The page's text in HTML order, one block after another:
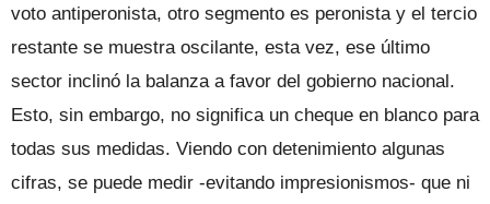
voto antiperonista, otro segmento es peronista y el tercio
restante se muestra oscilante, esta vez, ese último
sector inclinó la balanza a favor del gobierno nacional.
Esto, sin embargo, no significa un cheque en blanco para
todas sus medidas. Viendo con detenimiento algunas
cifras, se puede medir -evitando impresionismos- que ni